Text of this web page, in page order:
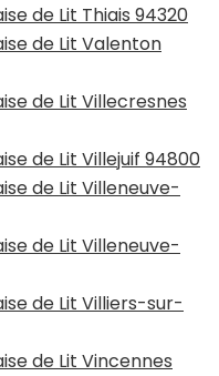
de Lit Thiais 94320
de Lit Valenton
de Lit Villecresnes
de Lit Villejuif 94800
de Lit Villeneuve-
de Lit Villeneuve-
de Lit Villiers-sur-
de Lit Vincennes